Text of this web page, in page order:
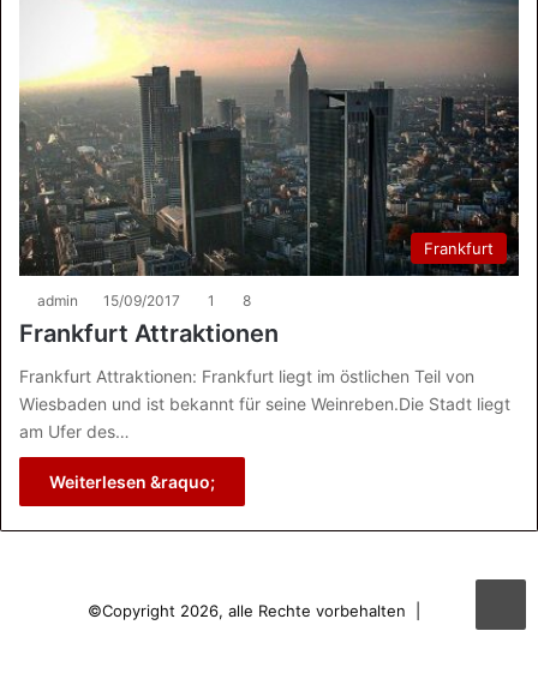
Frankfurt
admin 15/09/2017 1 8
Frankfurt Attraktionen
Frankfurt Attraktionen: Frankfurt liegt im östlichen Teil von
Wiesbaden und ist bekannt für seine Weinreben.Die Stadt liegt
am Ufer des…
Weiterlesen &raquo;
©Copyright 2026, alle Rechte vorbehalten |